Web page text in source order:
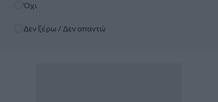
Όχι
Δεν ξέρω / Δεν απαντώ